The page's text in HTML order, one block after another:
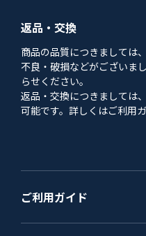
返品・交換
商品の品質につきましては
不良・破損などがございま
らせください。
返品・交換につきましては
可能です。詳しくはご利用
ご利用ガイド